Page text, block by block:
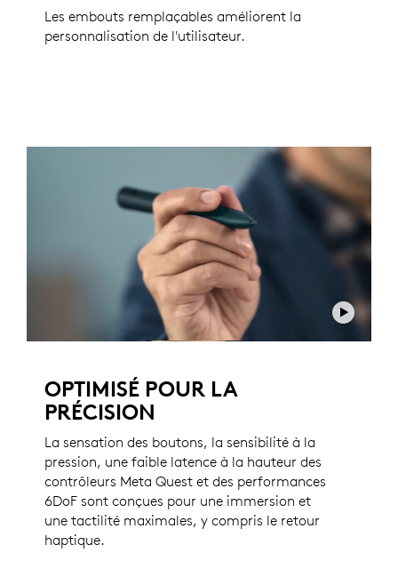
Les embouts remplaçables améliorent la
personnalisation de l'utilisateur.
OPTIMISÉ POUR LA
PRÉCISION
La sensation des boutons, la sensibilité à la
pression, une faible latence à la hauteur des
contrôleurs Meta Quest et des performances
6DoF sont conçues pour une immersion et
une tactilité maximales, y compris le retour
haptique.